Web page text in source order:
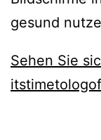
gesund
Sehen Sie